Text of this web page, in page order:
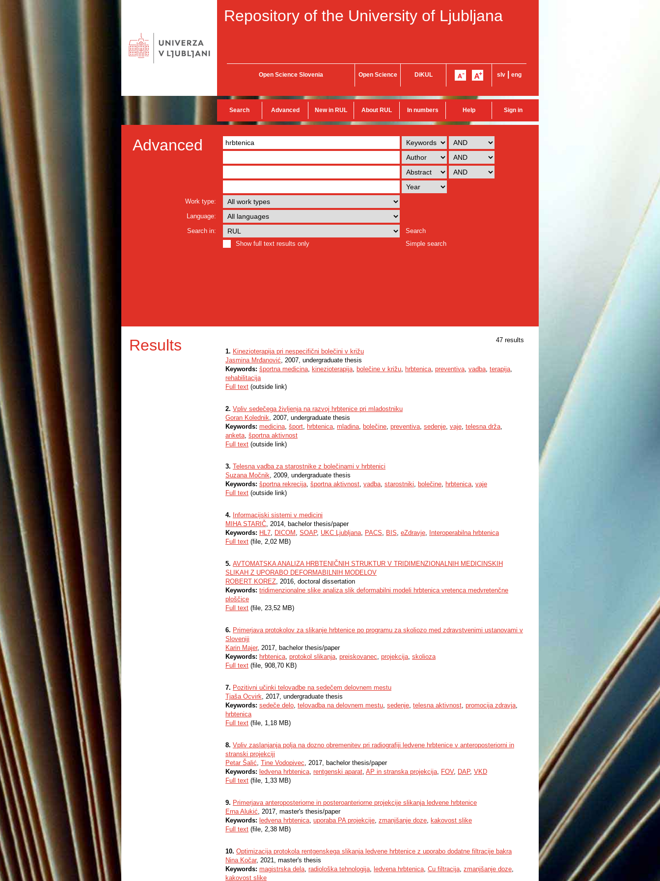
Repository of the University of Ljubljana
Open Science Slovenia Open Science DiKUL slv eng
Search Advanced New in RUL About RUL In numbers Help Sign in
Advanced
Work type:
Language:
Search in:
Search
Show full text results only
Simple search
Results
47 results
1. Kinezioterapija pri nespecifični bolečini v križu
Jasmina Mrđanović, 2007, undergraduate thesis
Keywords: športna medicina, kinezioterapija, bolečine v križu, hrbtenica, preventiva, vadba, terapija,
rehabilitacija
Full text (outside link)
2. Vpliv sedečega življenja na razvoj hrbtenice pri mladostniku
Goran Kolednik, 2007, undergraduate thesis
Keywords: medicina, šport, hrbtenica, mladina, bolečine, preventiva, sedenje, vaje, telesna drža,
anketa, športna aktivnost
Full text (outside link)
3. Telesna vadba za starostnike z bolečinami v hrbtenici
Suzana Močnik, 2009, undergraduate thesis
Keywords: športna rekrecija, športna aktivnost, vadba, starostniki, bolečine, hrbtenica, vaje
Full text (outside link)
4. Informacijski sistemi v medicini
MIHA STARIČ, 2014, bachelor thesis/paper
Keywords: HL7, DICOM , SOAP, UKC Ljubljana, PACS, BIS, eZdravje, Interoperabilna hrbtenica
Full text (file, 2,02 MB)
5. AVTOMATSKA ANALIZA HRBTENIČNIH STRUKTUR V TRIDIMENZIONALNIH MEDICINSKIH
SLIKAH Z UPORABO DEFORMABILNIH MODELOV
ROBERT KOREZ, 2016, doctoral dissertation
Keywords: tridimenzionalne slike analiza slik deformabilni modeli hrbtenica vretenca medvretenčne
ploščice
Full text (file, 23,52 MB)
6. Primerjava protokolov za slikanje hrbtenice po programu za skoliozo med zdravstvenimi ustanovami v
Sloveniji
Karin Majer, 2017, bachelor thesis/paper
Keywords: hrbtenica, protokol slikanja, preiskovanec, projekcija, skolioza
Full text (file, 908,70 KB)
7. Pozitivni učinki telovadbe na sedečem delovnem mestu
Tjaša Ocvirk, 2017, undergraduate thesis
Keywords: sedeče delo, telovadba na delovnem mestu, sedenje, telesna aktivnost, promocija zdravja,
hrbtenica
Full text (file, 1,18 MB)
8. Vpliv zaslanjanja polja na dozno obremenitev pri radiografiji ledvene hrbtenice v anteroposteriorni in
stranski projekciji
Petar Šalić, Tine Vodopivec, 2017, bachelor thesis/paper
Keywords: ledvena hrbtenica, rentgenski aparat, AP in stranska projekcija, FOV, DAP, VKD
Full text (file, 1,33 MB)
9. Primerjava anteroposteriorne in posteroanteriorne projekcije slikanja ledvene hrbtenice
Erna Alukić, 2017, master's thesis/paper
Keywords: ledvena hrbtenica, uporaba PA projekcije, zmanjšanje doze, kakovost slike
Full text (file, 2,38 MB)
10. Optimizacija protokola rentgenskega slikanja ledvene hrbtenice z uporabo dodatne filtracije bakra
Nina Kočar, 2021, master's thesis
Keywords: magistrska dela, radiološka tehnologija, ledvena hrbtenica, Cu filtracija, zmanjšanje doze,
kakovost slike